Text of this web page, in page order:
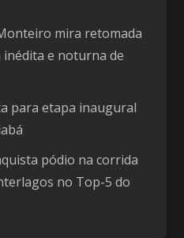
mira retomada
inédita e noturna de
para etapa inaugural
pódio na corrida
no Top-5 do